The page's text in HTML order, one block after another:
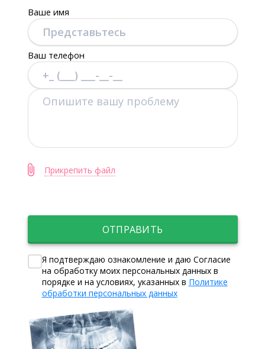
Ваше имя
Ваш телефон
Прикрепить файл
ОТПРАВИТЬ
Я подтверждаю ознакомление и даю Согласие
на обработку моих персональных данных в
порядке и на условиях, указанных в Политике
обработки персональных данных